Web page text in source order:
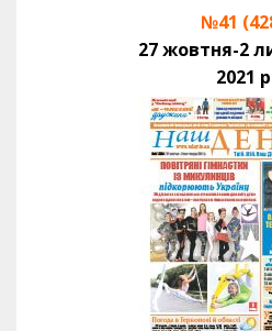
№41
27 жовтня-2
2021